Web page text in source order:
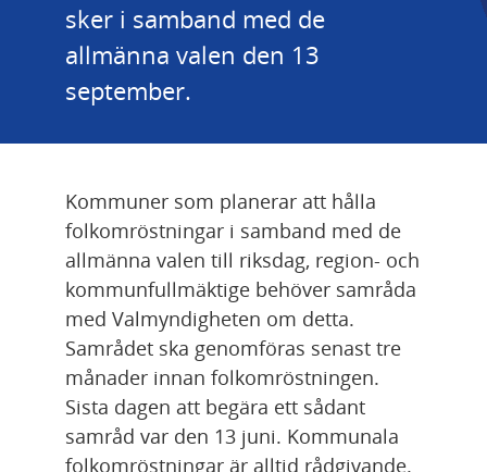
sker i samband med de
allmänna valen den 13
september.
Kommuner som planerar att hålla
folkomröstningar i samband med de
allmänna valen till riksdag, region- och
kommunfullmäktige behöver samråda
med Valmyndigheten om detta.
Samrådet ska genomföras senast tre
månader innan folkomröstningen.
Sista dagen att begära ett sådant
samråd var den 13 juni. Kommunala
folkomröstningar är alltid rådgivande.